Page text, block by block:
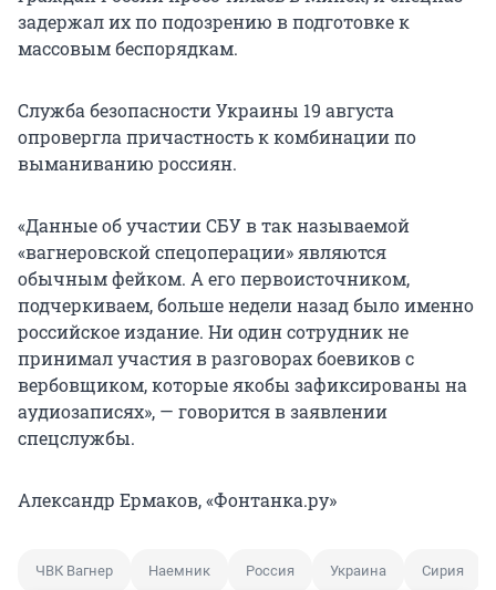
задержал их по подозрению в подготовке к
массовым беспорядкам.
Служба безопасности Украины 19 августа
опровергла причастность к комбинации по
выманиванию россиян.
«Данные об участии СБУ в так называемой
«вагнеровской спецоперации» являются
обычным фейком. А его первоисточником,
подчеркиваем, больше недели назад было именно
российское издание. Ни один сотрудник не
принимал участия в разговорах боевиков с
вербовщиком, которые якобы зафиксированы на
аудиозаписях», — говорится в заявлении
спецслужбы.
Александр Ермаков, «Фонтанка.ру»
ЧВК Вагнер Наемник Россия Украина Сирия